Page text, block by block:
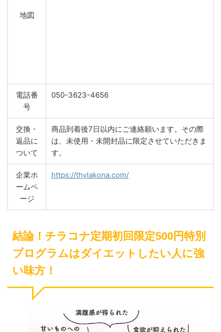
地図
電話番
号
050-3623-4656
交換・
返品に
ついて
商品到着後7日以内にご連絡願います。その際
は、未使用・未開封品に限定させていただきま
す。
企業ホ
ームペ
ージ
https://thylakona.com/
結論！チラコナ定期初回限定500円特別
プログラムはダイエットしたい人に強
い味方！